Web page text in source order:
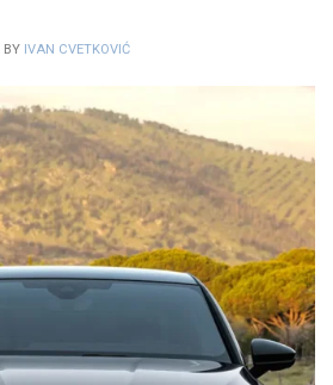
BY IVAN CVETKOVIĆ